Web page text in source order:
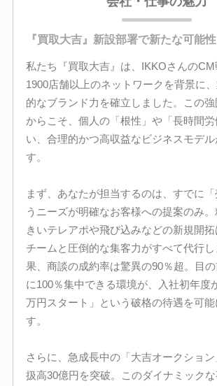
『買取大吉』新設部署で新たな可能性
私たち『買取大吉』は、IKKOさんのCM
1900店舗以上のネットワークを背景に
的なブランド力を確立しました。この
からこそ、個人の「根性」や「長時間
い、合理的かつ高収益なビジネスモデ
す。
まず、あなたが担当するのは、すでに
うニーズが明確なお客様への提案のみ
きいテレアポや飛び込みなどの新規開
チームと圧倒的な集客力がすべて代行
果、商談の成約率は驚異の90％超。目
に100％集中できる環境が、入社初年度
万円スタート」という破格の待遇を可
す。
さらに、急成長中の「大吉オークショ
扱高30億円を突破。このダイナミックな